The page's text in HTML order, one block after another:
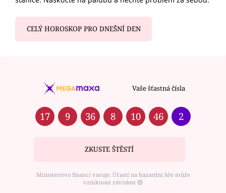
CELÝ HOROSKOP PRO DNEŠNÍ DEN
Vaše šťastná čísla
17 9 36 8 10 46 2
ZKUSTE ŠTĚSTÍ
Ministerstvo financí varuje: Účastí na hazardní hře může
vzniknout závislost ⑱